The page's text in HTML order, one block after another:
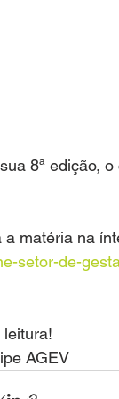
8ª edição,
a matéria na
setor-de-
leitura!
AGEV